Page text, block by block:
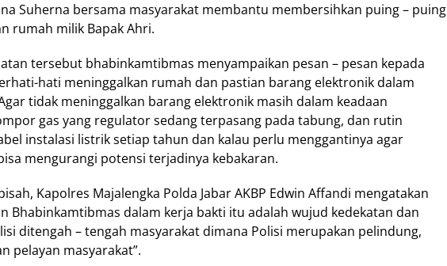
Suherna bersama masyarakat membantu membersihkan puing – puing
rumah milik Bapak Ahri.
tersebut bhabinkamtibmas menyampaikan pesan – pesan kepada
hati meninggalkan rumah dan pastian barang elektronik dalam
tidak meninggalkan barang elektronik masih dalam keadaan
gas yang regulator sedang terpasang pada tabung, dan rutin
instalasi listrik setiap tahun dan kalau perlu menggantinya agar
mengurangi potensi terjadinya kebakaran.
Kapolres Majalengka Polda Jabar AKBP Edwin Affandi mengatakan
Bhabinkamtibmas dalam kerja bakti itu adalah wujud kedekatan dan
ditengah – tengah masyarakat dimana Polisi merupakan pelindung,
pelayan masyarakat”.